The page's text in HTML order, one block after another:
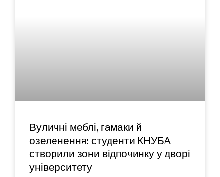
Вуличні меблі, гамаки й
озеленення: студенти КНУБА
створили зони відпочинку у дворі
університету